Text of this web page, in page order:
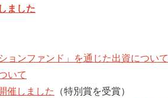
ました
ョンファンド」を通じた出資について
いて
催しました （特別賞を受賞）